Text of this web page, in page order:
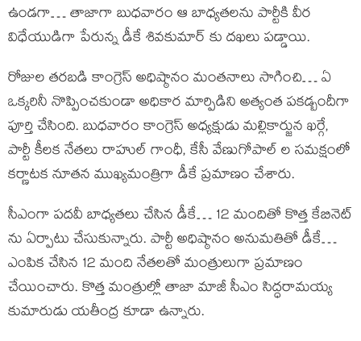
ఉండగా… తాజాగా బుధవారం ఆ బాధ్యతలను పార్టీకి వీర
విధేయుడిగా పేరున్న డీకే శివకుమార్ కు దఖలు పడ్డాయి.
రోజుల తరబడి కాంగ్రెస్ అధిష్ఠానం మంతనాలు సాగించి… ఏ
ఒక్కరినీ నొప్పించకుండా అధికార మార్పిడిని అత్యంత పకడ్బందీగా
పూర్తి చేసింది. బుధవారం కాంగ్రెస్ అధ్యక్షుడు మల్లికార్జున ఖర్గే,
పార్టీ కీలక నేతలు రాహుల్ గాంధీ, కేసీ వేణుగోపాల్ ల సమక్షంలో
కర్ణాటక నూతన ముఖ్యమంత్రిగా డీకే ప్రమాణం చేశారు.
సీఎంగా పదవీ బాధ్యతలు చేసిన డీకే… 12 మందితో కొత్త కేబినెట్
ను ఏర్పాటు చేసుకున్నారు. పార్టీ అధిష్ఠానం అనుమతితో డీకే…
ఎంపిక చేసిన 12 మంది నేతలతో మంత్రులుగా ప్రమాణం
చేయించారు. కొత్త మంత్రుల్లో తాజా మాజీ సీఎం సిద్ధరామయ్య
కుమారుడు యతీంద్ర కూడా ఉన్నారు.